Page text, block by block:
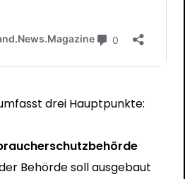
drei Hauptpunkte:
Behörde soll ausgebaut